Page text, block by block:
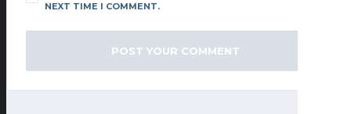
NEXT TIME I COMMENT.